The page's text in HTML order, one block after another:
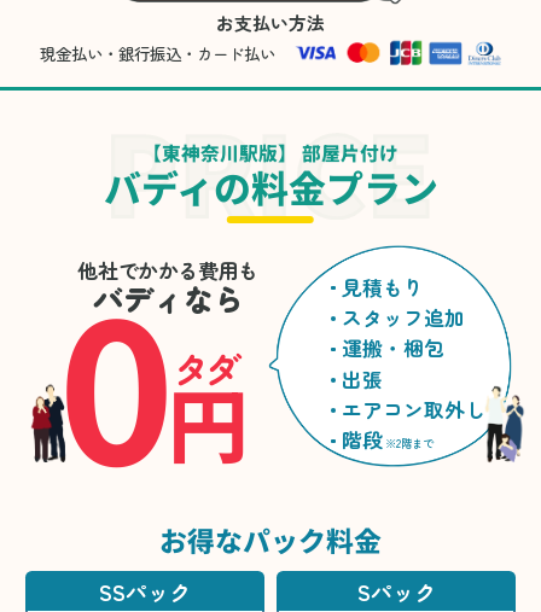
お支払い方法
現金払い・銀行振込・カード払い
【東神奈川駅版】 部屋片付け
バディの料金プラン
他社でかかる費用も
バディなら
0円
タダ
見積もり
スタッフ追加
運搬・梱包
出張
エアコン取外し
階段 ※2階まで
お得なパック料金
SSパック Sパック